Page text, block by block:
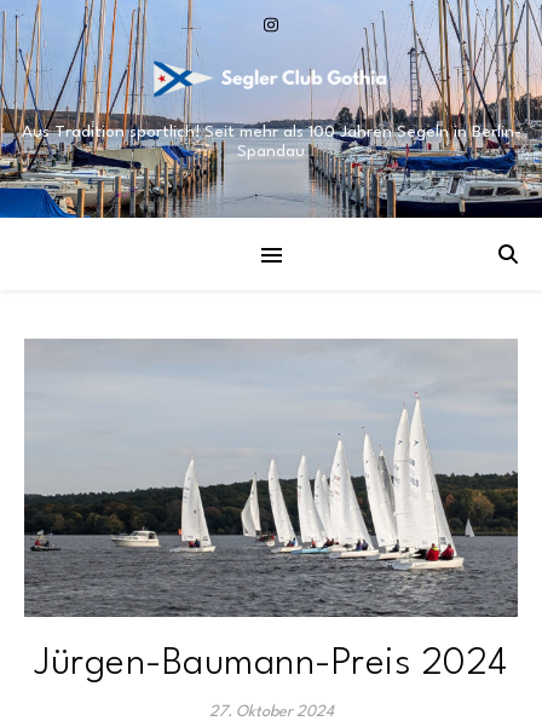
Aus Tradition sportlich! Seit mehr als 100 Jahren Segeln in Berlin-
Spandau
Jürgen-Baumann-Preis 2024
27. Oktober 2024